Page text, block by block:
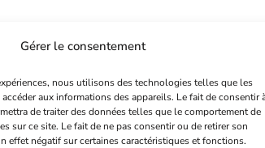
Gérer le consentement
nous utilisons des technologies telles que les
aux informations des appareils. Le fait de consentir
de traiter des données telles que le comportement de
sur ce site. Le fait de ne pas consentir ou de retirer son
effet négatif sur certaines caractéristiques et fonctions.